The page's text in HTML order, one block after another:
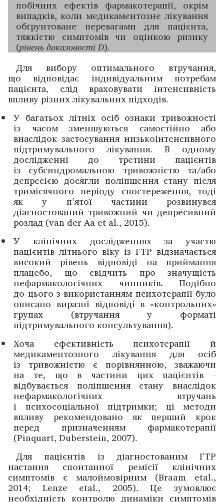
побічних ефектів фармакотерапії, ­окрім
випадків, коли медикаментозне лікування
обґрунтоване перевагами для пацієнта,
тяжкістю симптомів чи оцінкою ризику
(рівень доказовості D).
Для вибору оптимального втручання,
що відповідає ­індивідуальним потребам
пацієнта, слід враховувати інтенсивність
впливу різних лікувальних підходів.
У багатьох літніх осіб ознаки тривожності
із ча­сом зменшуються самостійно або
внаслідок ­зас­­тосування низько­інтенсивного
підтримувального лікування. В одному
дослі­дженні до третини пацієнтів
із субсиндромальною тривожністю та/або
депресією досягли поліпшення стану після
тримісячного пе­ріоду спостереження, тоді
як у п’ятої частини розвинувся
діагностований тривожний чи депресивний
розлад (van der Aa et al., 2015).
У клінічних дослі­дженнях за участю
пацієнтів літнього віку із ГТР відзначається
високий рівень відповіді на приймання
плацебо, що свідчить про значущість
нефармакологічних чинників. Подібно
до цього з використанням психотерапії було
описано виразні ­відповіді в «контрольних»
групах (втручання у форматі
підтримувального консультування).
Хоча ефективність психотерапії й
медикаментозного лікування для осіб
із тривожністю є порівнянною, зважаючи
на те, що в частини цих пацієнтів ­
відбувається поліпшення стану внаслідок
нефармакологічних втручань
і психосоціальної підтримки; ці методи
впливу рекомендовано як перший крок
перед призначенням фармакотерапії
(Pinquart, Duberstein, 2007).
Для пацієнтів із діагностованим ГТР
настання спонтанної ремісії клінічних
симптомів є малоймовірним (Braam etal.,
2014; Lenze etal., 2005). Це зумовлює
необхідність контролю динаміки симптомів